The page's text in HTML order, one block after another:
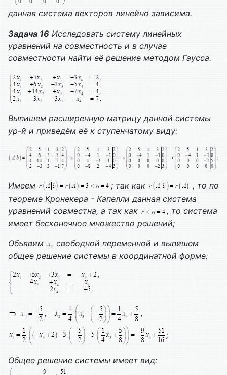
данная система векторов линейно зависима.
Задача 16 Исследовать систему линейных
уравнений на совместность и в случае
совместности найти её решение методом Гаусса.
Выпишем расширенную матрицу данной системы
ур-й и приведём её к ступенчатому виду:
Имеем ; так как
, то по
теореме Кронекера - Капелли данная система
уравнений совместна, а так как
, то система
имеет бесконечное множество решений;
Объявим
свободной переменной и выпишем
общее решение системы в координатной форме:
;
Общее решение системы имеет вид: